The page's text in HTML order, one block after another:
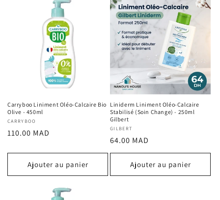
Carryboo Liniment Oléo-Calcaire Bio
Olive - 450ml
Fournisseur :
CARRYBOO
Prix
110.00 MAD
Ajouter au panier
Liniderm Liniment Oléo-Calcaire
Stabilisé (Soin Change) - 250ml
Gilbert
Fournisseur :
GILBERT
Prix
habituel
64.00 MAD
Ajouter au panier